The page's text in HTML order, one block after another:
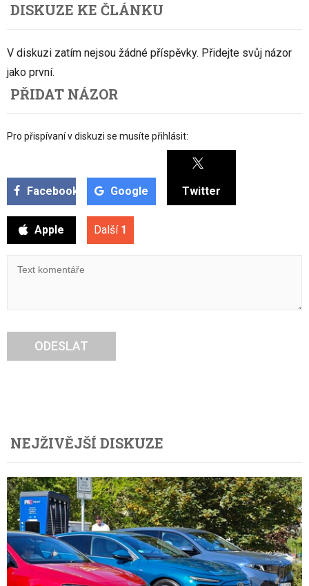
DISKUZE KE ČLÁNKU
V diskuzi zatím nejsou žádné příspěvky. Přidejte svůj názor
jako první.
PŘIDAT NÁZOR
Pro přispívaní v diskuzi se musíte přihlásit:
Facebook Google Twitter
Apple Další 1
ODESLAT
NEJŽIVĚJŠÍ DISKUZE